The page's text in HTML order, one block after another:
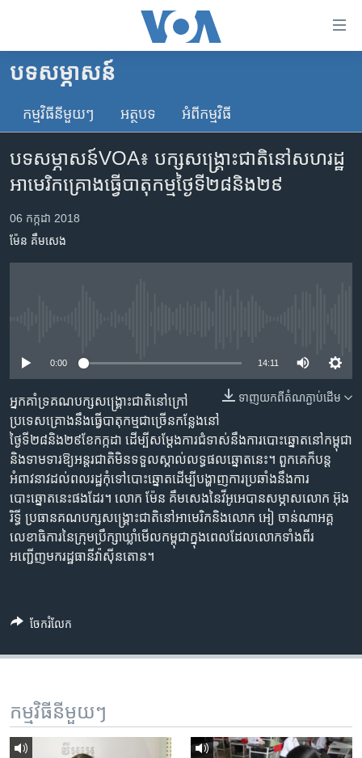
គេហទំព័រ​
និង​
ចូល​
ទំព័រ​
ម្តង
រំលង​
សម្ព័ន្ធ​
រំលង​
និង​
ចូល​
ទៅ​
កាន់​
ទំព័រ​
ស្វែង​
រក
កម្ពុជា
អន្តរជាតិ
កម្ពុជាច្នៃប្រតិដ្ឋ
បណ្តាញ​សង្គម
ភាសា
បទ​សម្ភាសន៍
កម្មវិធី​នីមួយៗ អត្ថបទ​ អំពី​កម្មវិធី​
បទសម្ភាសន៍VOA៖ បក្ស​សង្គ្រោះ​ជាតិ​នៅ​សហរដ្ឋ​
អាមេរិក​គ្រោង​ធ្វើ​បាតុកម្ម​ថ្ងៃទី​២៨និង​២៩
06 កក្កដា 2018
ម៉ែន គឹមសេង
0:00 14:11
ទាញ​យក​ពី​តំណភ្ជាប់​ដើម
អ្នក​គាំទ្រ​​គណបក្ស​សង្គ្រោះជាតិ​នៅ​ក្រៅ​
ប្រទេស​​គ្រោង​នឹង​ធ្វើ​បាតុកម្ម​ជា​ច្រើន​កន្លែង​នៅ​
ថ្ងៃទី​២៨និង​​២៩ខែ​កក្កដា​ ដើម្បី​សម្តែង​ការ​ជំទាស់​នឹង​ការ​បោះឆ្នោត​នៅ​កម្ពុជា​
និង​ទាមទារ​​ឱ្យ​អន្តរជាតិ​មិន​​ទទួល​ស្គាល់​លទ្ធផល​ឆ្នោត​នេះ។ ពួក​គេ​ក៏​បន្ត​
អំពាវនាវ​ដល់​ពលរដ្ឋ​កុំ​ទៅ​បោះឆ្នោត​ដើម្បី​បង្ហាញ​ការ​ប្រឆាំង​នឹង​ការ​
បោះឆ្នោត​នេះ​ផង​ដែរ។ លោក​ ម៉ែន គឹមសេង​នៃ​វីអូអេ​បាន​សម្ភាស​​លោក​ អ៊ុង
រិទ្ធី ប្រធាន​គណបក្ស​សង្គ្រោះជាតិ​នៅ​អាមេរិក​និង​លោក​ អៀ ចាន់ណា​អគ្គ​
លេខាធិការ​នៃ​ក្រុមប្រឹក្សា​ឃ្លាំ​មើល​កម្ពុជា​ក្នុង​ពេល​ដែល​លោក​ទាំងពីរ​
អញ្ជើញមក​រដ្ឋ​ធានី​វ៉ាស៊ីនតោន។
ចែករំលែក
កម្មវិធី​នីមួយៗ